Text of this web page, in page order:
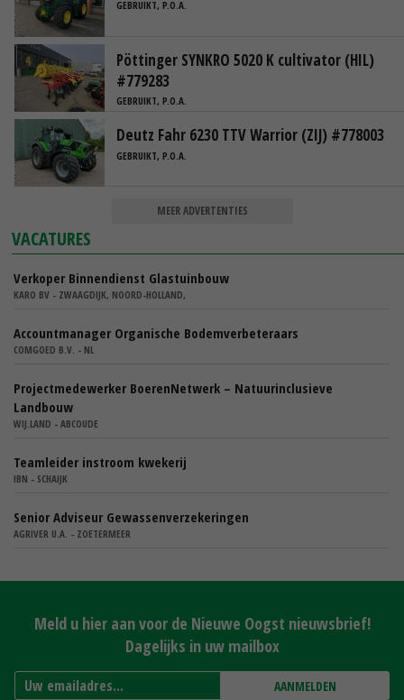
GEBRUIKT, P.O.A.
Pöttinger SYNKRO 5020 K cultivator (HIL)
#779283
GEBRUIKT, P.O.A.
Deutz Fahr 6230 TTV Warrior (ZIJ) #778003
GEBRUIKT, P.O.A.
MEER ADVERTENTIES
VACATURES
Verkoper Binnendienst Glastuinbouw
KARO BV - ZWAAGDIJK, NOORD-HOLLAND,
Accountmanager Organische Bodemverbeteraars
COMGOED B.V. - NL
Projectmedewerker BoerenNetwerk – Natuurinclusieve
Landbouw
WIJ.LAND - ABCOUDE
Teamleider instroom kwekerij
IBN - SCHAIJK
Senior Adviseur Gewassenverzekeringen
AGRIVER U.A. - ZOETERMEER
Meld u hier aan voor de Nieuwe Oogst nieuwsbrief!
Dagelijks in uw mailbox
AANMELDEN